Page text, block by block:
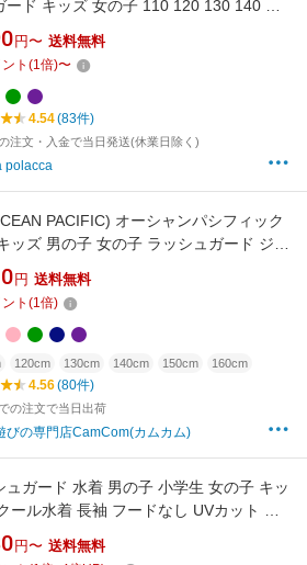
ード キッズ 女の子 110 120 130 140 長
シュ フリル 子供 水着 幼稚園 保育園 フ
プ ジップアップ フリル チュール
UV 可愛い おしゃれGelato toddler ジ
ト 送料無料
円〜 送料無料
ト (1倍)〜
4.54(83件)
注文・入金で当日発送(休業日除く)
polacca
PACIFIC) オーシャンパシフィック
ッズ 男の子 女の子 ラッシュガード ジャ
長袖 564464 水着 スクール 小学生 大き
ズ 夏用 紫外線対策 UVカット 日焼け防
浴 水泳 かわいい 小学校 プール スイミ
ール SALE
円 送料無料
ト (1倍)
120cm 130cm 140cm 150cm 160cm
4.56(80件)
の注文で当日出荷
びの専門店CamCom(カムカム)
ュガード 水着 男の子 小学生 女の子 キッ
ール水着 長袖 フードなし UVカット ジ
ップ 中学生 水着 スク水 子供 学校用 120
150 160 170 学校 競泳 水泳 授業用 ス
円〜 送料無料